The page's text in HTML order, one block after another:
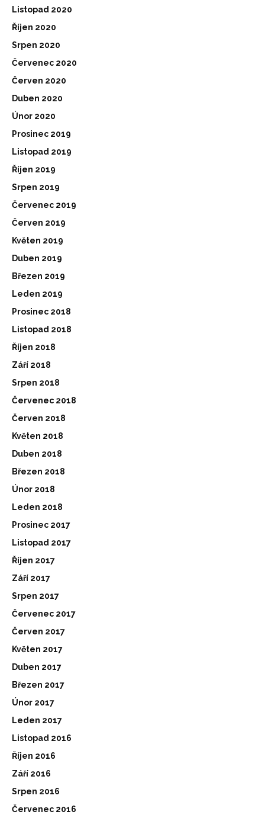
Listopad 2020
Říjen 2020
Srpen 2020
Červenec 2020
Červen 2020
Duben 2020
Únor 2020
Prosinec 2019
Listopad 2019
Říjen 2019
Srpen 2019
Červenec 2019
Červen 2019
Květen 2019
Duben 2019
Březen 2019
Leden 2019
Prosinec 2018
Listopad 2018
Říjen 2018
Září 2018
Srpen 2018
Červenec 2018
Červen 2018
Květen 2018
Duben 2018
Březen 2018
Únor 2018
Leden 2018
Prosinec 2017
Listopad 2017
Říjen 2017
Září 2017
Srpen 2017
Červenec 2017
Červen 2017
Květen 2017
Duben 2017
Březen 2017
Únor 2017
Leden 2017
Listopad 2016
Říjen 2016
Září 2016
Srpen 2016
Červenec 2016